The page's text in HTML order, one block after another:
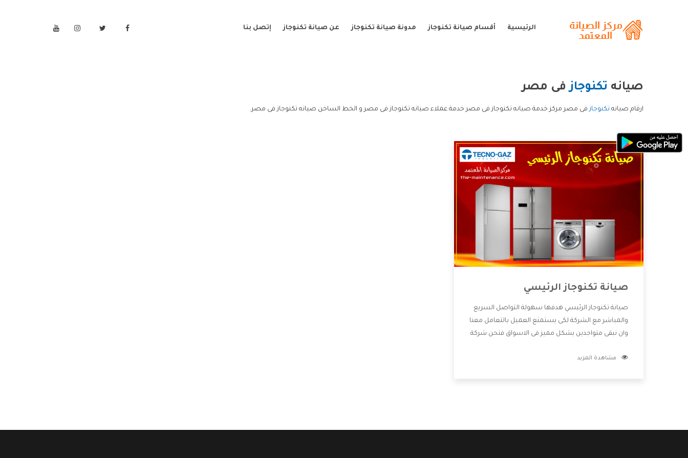
الرئيسية أقسام صيانة تكنوجاز مدونة صيانة تكنوجاز عن صيانة تكنوجاز إتصل بنا
صيانه تكنوجازفى مصر
ارقام صيانه تكنوجازفى مصر مركز خدمة صيانه تكنوجاز فى مصر خدمة عملاء صيانه تكنوجاز فى مصر و الخط الساخن صيانه تكنوجاز فى مصر.
صيانة تكنوجاز الرئيسي
صيانة تكنوجاز الرئيسي هدفها سهولة التواصل السريع
والمباشر مع الشركة لكى يستمتع العميل بالتعامل معنا
وان نبقى متواجدين بشكل مميز فى الاسواق فنحن شركة
بالخدمات التى تنفرد الشركة بها والتى تكون منها خدمة
مشاهدة المزيد